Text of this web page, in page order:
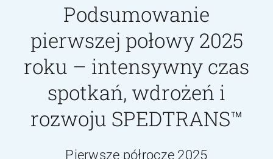
Blog
Podsumowanie
pierwszej połowy 2025
roku – intensywny czas
spotkań, wdrożeń i
rozwoju SPEDTRANS™
Pierwsze półrocze 2025